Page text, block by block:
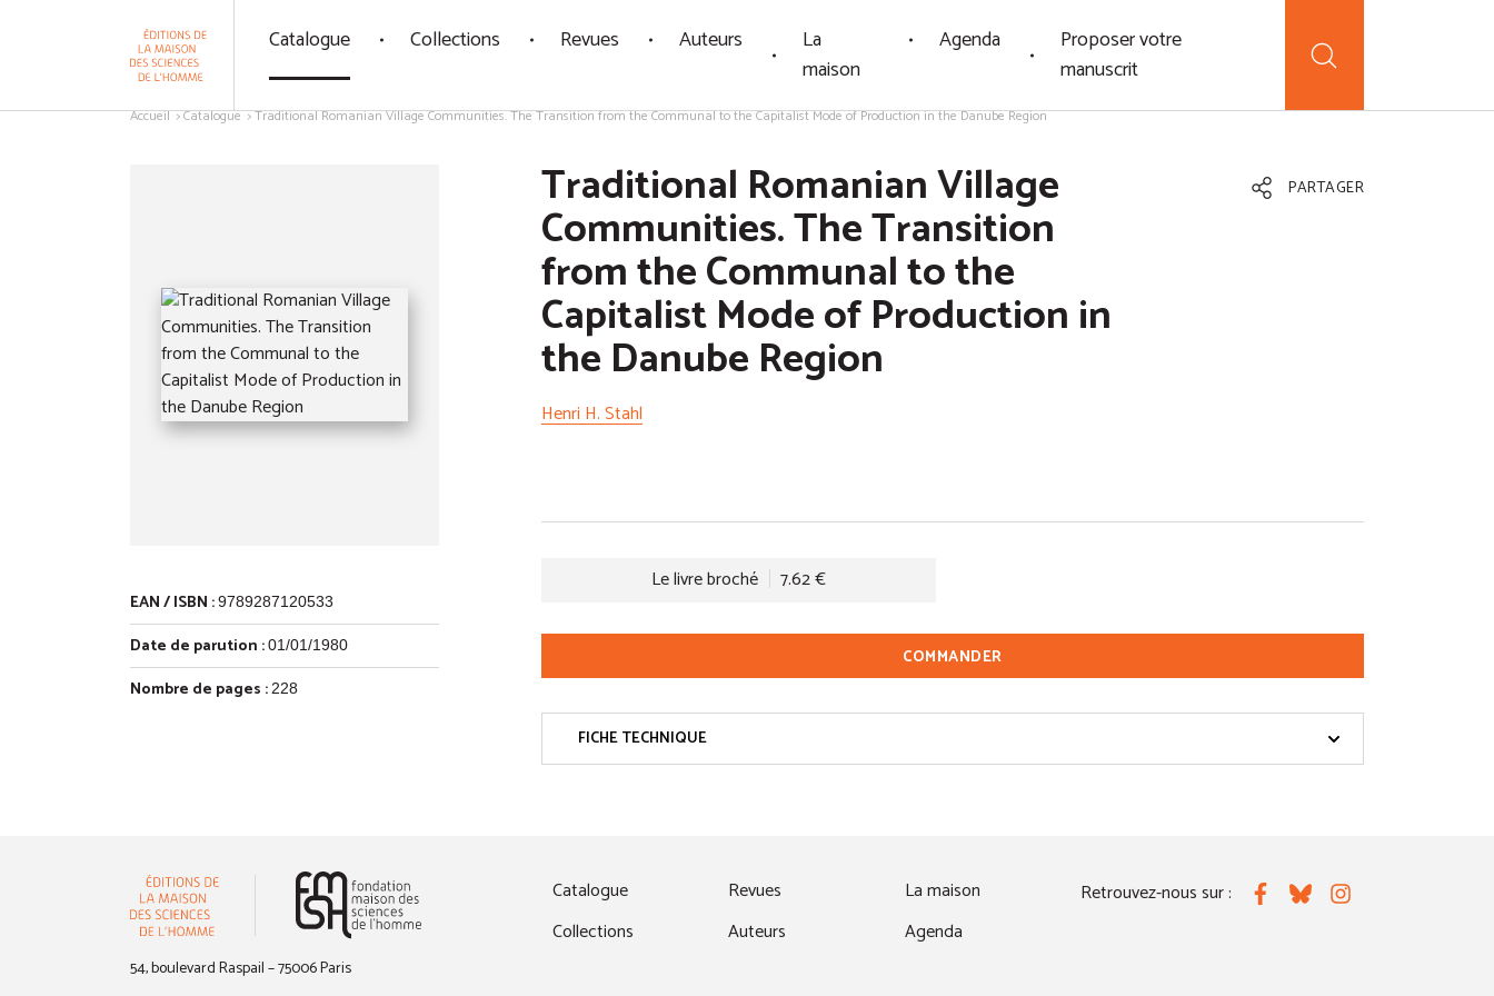
Catalogue Collections Revues Auteurs
La
maison
Agenda
Proposer votre
manuscrit
Accueil Catalogue Traditional Romanian Village Communities. The Transition from the Communal to the Capitalist Mode of Production in the Danube Region
EAN / ISBN :9789287120533
Date de parution :01/01/1980
Nombre de pages : 228
Traditional Romanian Village
Communities. The Transition
from the Communal to the
Capitalist Mode of Production in
the Danube Region
PARTAGER
Henri H. Stahl
Le livre broché 7.62 €
COMMANDER
FICHE TECHNIQUE
54, boulevard Raspail – 75006 Paris
Catalogue
Collections
Revues
Auteurs
La maison
Agenda
Retrouvez-nous sur : FacebookBlueskyInstagram